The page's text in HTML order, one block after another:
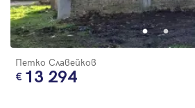
Петко Славейков
13 294
Парола